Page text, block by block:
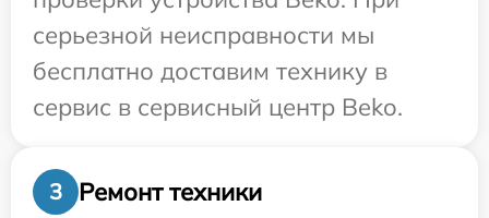
серьезной неисправности мы
бесплатно доставим технику в
сервис в сервисный центр Beko.
3 Ремонт техники